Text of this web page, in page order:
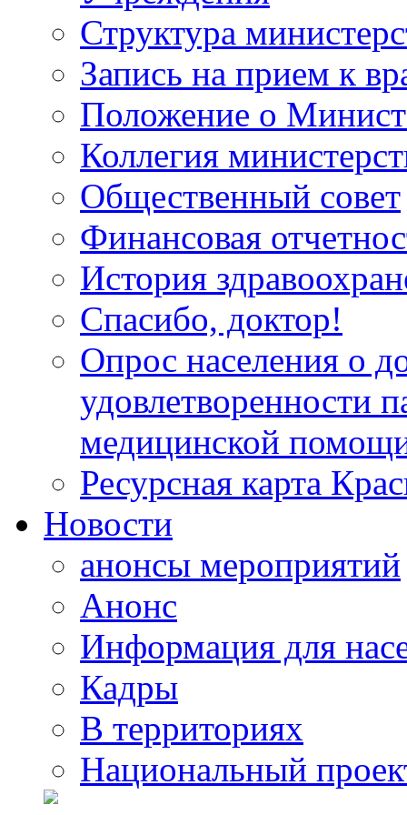
Структура
Запись на прием к
Положение о
Коллегия
Общественный совет
Финансовая
История
Спасибо, доктор!
Опрос населения о
удовлетворенности
медицинской
Ресурсная карта
Новости
анонсы мероприятий
Анонс
Информация для
Кадры
В территориях
Национальный